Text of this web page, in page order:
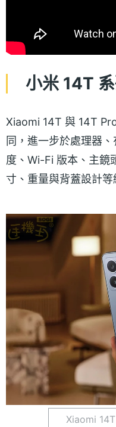
小米 14T
Xiaomi 14T 與 14T
同，進一步於處理器
度、Wi-Fi 版本、主鏡
寸、重量與背蓋設計等
Xiaomi 14T